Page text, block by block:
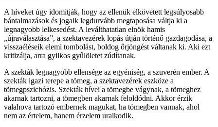
A híveket úgy idomítják, hogy az ellenük elkövetett legsúlyosabb
bántalmazások és jogaik legdurvább megtaposása váltja ki a
legnagyobb lelkesedést. A leválthatatlan elnök hamis
„újraválasztása”, a szektavezérek lopás útján történő gazdagodása, a
visszaéléseik elemi tombolást, boldog őrjöngést váltanak ki. Aki ezt
kritizálja, arra gyilkos gyűlöletet zúdítanak.
A szekták legnagyobb ellensége az egyéniség, a szuverén ember. A
szekták igazi terepe a tömeg, a szektavezérek eszköze a
tömegpszichózis. Szekták hívei a tömegbe vágynak, a tömeghez
akarnak tartozni, a tömegben akarnak feloldódni. Akkor érzik
valahova tartozó embernek magukat, ha tömegben vannak, ahol
nem az értelem, hanem érzelem uralkodik.